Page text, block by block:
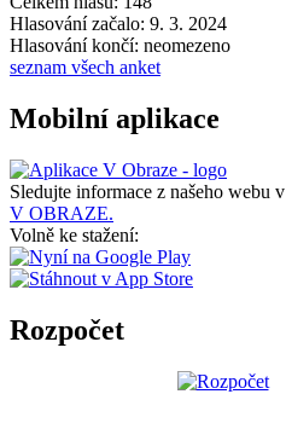
Hlasování začalo: 9. 3. 2024
Hlasování končí: neomezeno
seznam všech anket
Mobilní aplikace
Sledujte informace z našeho webu v
V OBRAZE.
Volně ke stažení:
Rozpočet